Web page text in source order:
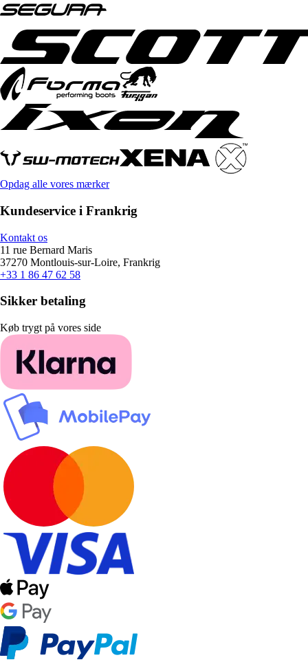
Opdag alle vores mærker
Kundeservice i Frankrig
Kontakt os
11 rue Bernard Maris
37270 Montlouis-sur-Loire, Frankrig
+33 1 86 47 62 58
Sikker betaling
Køb trygt på vores side